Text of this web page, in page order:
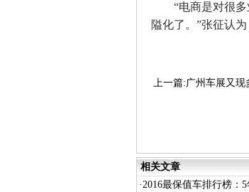
“电商是对很多
隘化了。”张征认
上一篇:广州车展又现
相关文章
·2016最保值车排行榜：